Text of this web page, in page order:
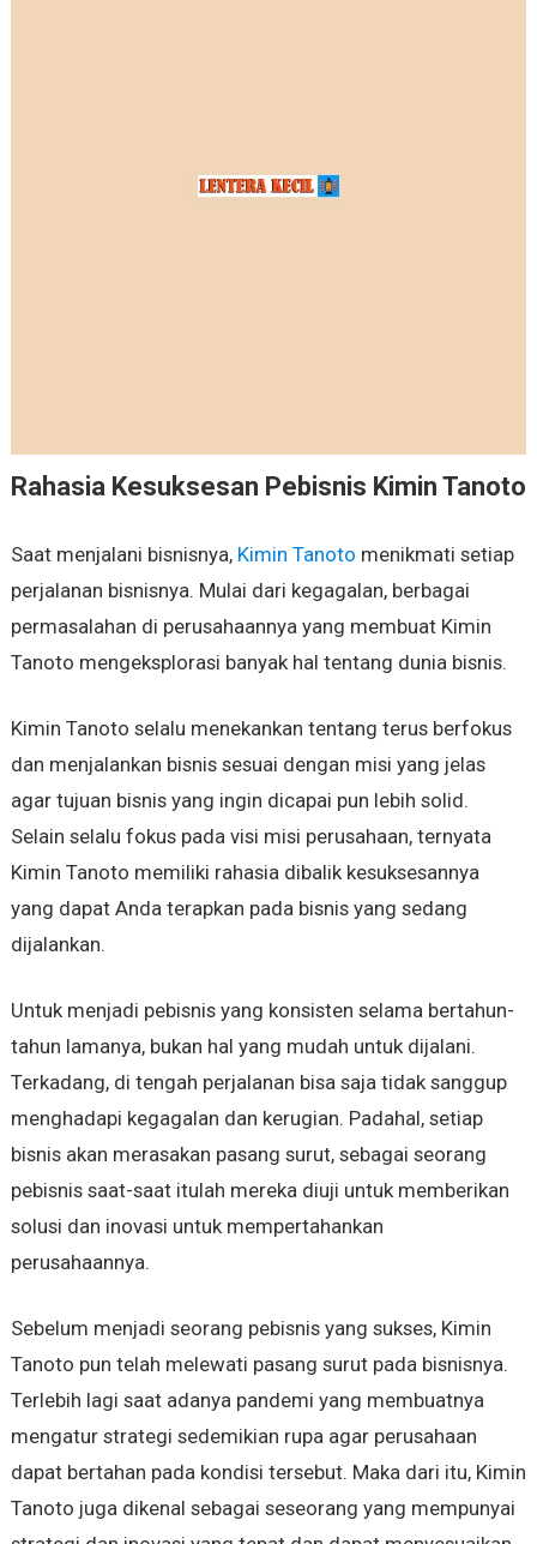
Rahasia Kesuksesan Pebisnis Kimin Tanoto
Saat menjalani bisnisnya, Kimin Tanoto menikmati setiap
perjalanan bisnisnya. Mulai dari kegagalan, berbagai
permasalahan di perusahaannya yang membuat Kimin
Tanoto mengeksplorasi banyak hal tentang dunia bisnis.
Kimin Tanoto selalu menekankan tentang terus berfokus
dan menjalankan bisnis sesuai dengan misi yang jelas
agar tujuan bisnis yang ingin dicapai pun lebih solid.
Selain selalu fokus pada visi misi perusahaan, ternyata
Kimin Tanoto memiliki rahasia dibalik kesuksesannya
yang dapat Anda terapkan pada bisnis yang sedang
dijalankan.
Untuk menjadi pebisnis yang konsisten selama bertahun-
tahun lamanya, bukan hal yang mudah untuk dijalani.
Terkadang, di tengah perjalanan bisa saja tidak sanggup
menghadapi kegagalan dan kerugian. Padahal, setiap
bisnis akan merasakan pasang surut, sebagai seorang
pebisnis saat-saat itulah mereka diuji untuk memberikan
solusi dan inovasi untuk mempertahankan
perusahaannya.
Sebelum menjadi seorang pebisnis yang sukses, Kimin
Tanoto pun telah melewati pasang surut pada bisnisnya.
Terlebih lagi saat adanya pandemi yang membuatnya
mengatur strategi sedemikian rupa agar perusahaan
dapat bertahan pada kondisi tersebut. Maka dari itu, Kimin
Tanoto juga dikenal sebagai seseorang yang mempunyai